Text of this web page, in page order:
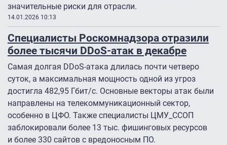
значительные риски для отрасли.
14.01.2026 10:13
Специалисты Роскомнадзора отразили
более тысячи DDoS-атак в декабре
Самая долгая DDoS-атака длилась почти четверо
суток, а максимальная мощность одной из угроз
достигла 482,95 Гбит/с. Основные векторы атак были
направлены на телекоммуникационный сектор,
особенно в ЦФО. Также специалисты ЦМУ_ССОП
заблокировали более 13 тыс. фишинговых ресурсов
и более 330 сайтов с вредоносным ПО.